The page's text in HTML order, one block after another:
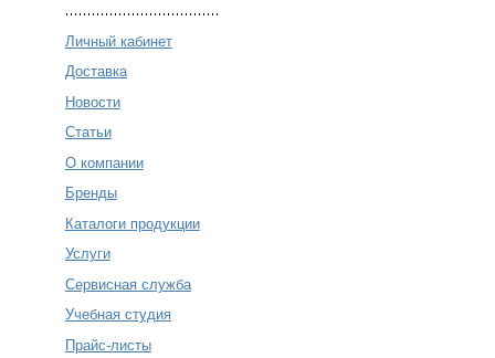
Личный кабинет
Доставка
Новости
Статьи
О компании
Бренды
Каталоги продукции
Услуги
Сервисная служба
Учебная студия
Прайс-листы